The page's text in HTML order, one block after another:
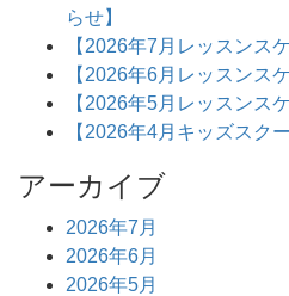
らせ】
【2026年7月レッスンス
【2026年6月レッスンス
【2026年5月レッスンス
【2026年4月キッズスク
アーカイブ
2026年7月
2026年6月
2026年5月